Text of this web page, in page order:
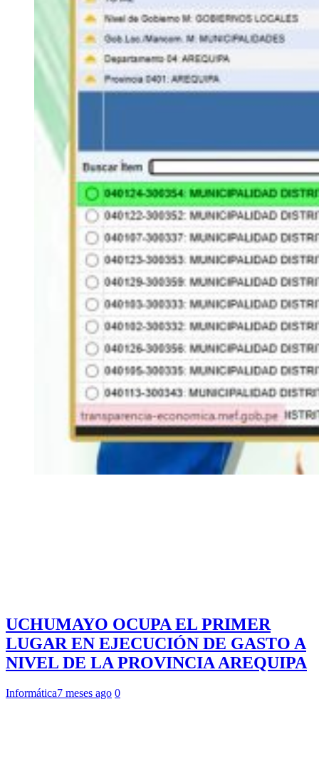
UCHUMAYO OCUPA EL PRIMER
LUGAR EN EJECUCIÓN DE GASTO A
NIVEL DE LA PROVINCIA AREQUIPA
Informática7 meses ago 0